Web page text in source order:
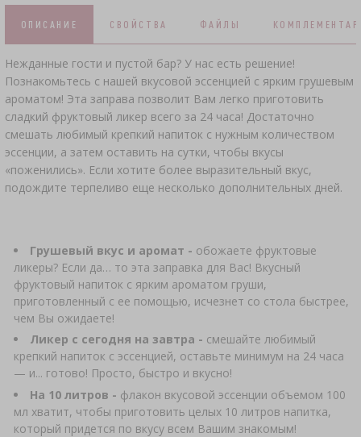
ОБОЛОЧКИ ДЛЯ КОЛБАС
КИШКИ ДЛЯ КОЛБАС
СОЛЕНИЕ, МАРИНАДЫ И ТРАВЫ ›
ЗАКВАСКИ БАКТЕРИАЛЬНЫЕ
АРОМАТ КОПТИЛЬНОГО ДЫМА
ВИННЫЕ АКСЕССУАРЫ ›
ИЗМЕРИТЕЛИ, ИНДИКАТОРЫ ›
БУТЫЛКИ ›
СТЕЛЛАЖИ
АРОМАТИЗАЦИЯ ›
ЛИТЕРАТУРА
АНАЛИЗ ВИНА
ВОРОНКИ
ДРОЖЖИ СПИРТОВЫЕ
АКТИВИРОВАННЫЙ УГОЛЬ
ДОПОЛНИТЕЛЬНЫЕ ВЕЩЕСТВА
ЭТИКЕТКИ
ЛИТЕРАТУРА
ХРАНЕНИЕ ›
МЕЛЬНИЦЫ И СТУПЫ ›
ГАДЖЕТЫ ДОМАШНИЕ
АВТОТОВАРЫ
ОПИСАНИЕ СВОЙСТВА ФАЙЛЫ
Нежданные гости и пустой бар? У нас есть решение!
Познакомьтесь с нашей вкусовой эссенцией с ярким грушевым
ароматом! Эта заправа позволит Вам легко приготовить
сладкий фруктовый ликер всего за 24 часа! Достаточно
смешать любимый крепкий напиток с нужным количеством
эссенции, а затем оставить на сутки, чтобы вкусы
«поженились». Если хотите более выразительный вкус,
подождите терпеливо еще несколько дополнительных дней.
Грушевый вкус и аромат - обожаете фруктовые
ликеры? Если да… то эта заправка для Вас! Вкусный
фруктовый напиток с ярким ароматом груши,
приготовленный с ее помощью, исчезнет со стола быстрее,
чем Вы ожидаете!
Ликер с сегодня на завтра - смешайте любимый
крепкий напиток с эссенцией, оставьте минимум на 24 часа
— и... готово! Просто, быстро и вкусно!
На 10 литров - флакон вкусовой эссенции объемом 100
мл хватит, чтобы приготовить целых 10 литров напитка,
который придется по вкусу всем Вашим знакомым!